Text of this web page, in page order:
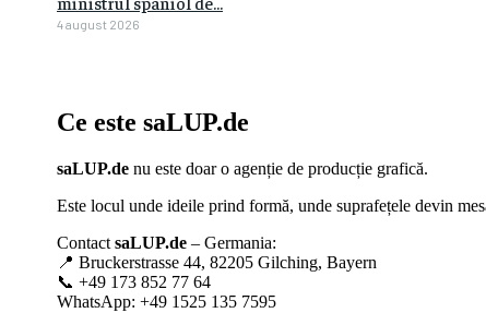
4 august 2026
Ce este saLUP.de
saLUP.de nu este doar o agenție de producție grafică.
Este locul unde ideile prind formă, unde suprafețele devin
Contact saLUP.de – Germania:
📍 Bruckerstrasse 44, 82205 Gilching, Bayern
📞 +49 173 852 77 64
WhatsApp: +49 1525 135 7595